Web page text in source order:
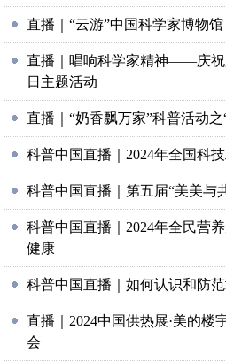
直播｜“云游”中国科学家博物馆
直播｜唱响科学家精神——庆祝
日主题活动
直播｜“奶香飘万家”科普活动
科普中国直播｜2024年全国科
科普中国直播｜第五届“美美与
科普中国直播｜2024年全民营
健康
科普中国直播｜如何认识和防
直播｜2024中国供热展·美的楼
会